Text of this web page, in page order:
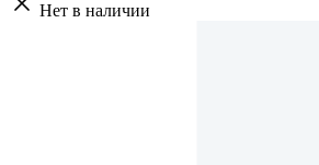
Нет в наличии